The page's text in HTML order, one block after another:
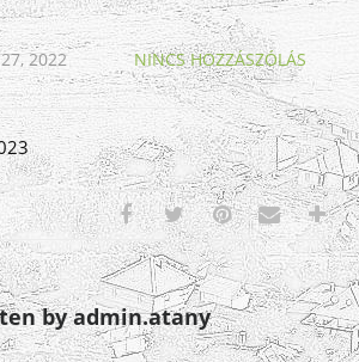
27, 2022 NINCS HOZZÁSZÓLÁS
by admin.atany